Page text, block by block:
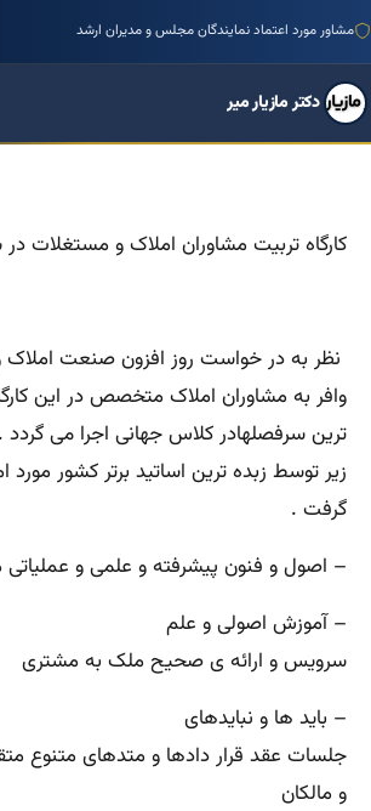
مشاور مورد اعتماد نمایندگان مجلس و مدیران ارشد
دکتر مازیار میر
کارگاه تربیت مشاوران املاک و مستغلات در سال
نظر به در خواست روز افزون صنعت املاک
وافر به مشاوران املاک متخصص در این
ترین سرفصلهادر کلاس جهانی اجرا می گردد
زیر توسط زبده ترین اساتید برتر کشور
گرفت .
– اصول و فنون پیشرفته و علمی و عملیاتی
– آموزش اصولی و علم
سرویس و ارائه ی صحیح ملک به مشتری
– باید ها و نبایدهای
جلسات عقد قرار دادها و متدهای متنوع
و مالکان